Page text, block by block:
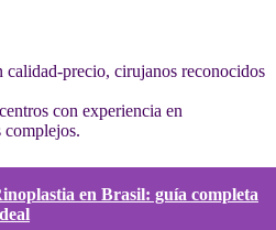
calidad-precio, cirujanos reconocidos
con experiencia en
complejos.
en Brasil: guía completa